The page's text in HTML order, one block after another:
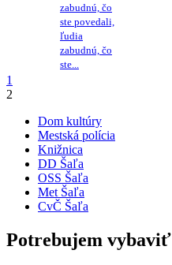
zabudnú, čo
ste povedali,
ľudia
zabudnú, čo
ste...
1
2
Dom kultúry
Mestská polícia
Knižnica
DD Šaľa
OSS Šaľa
Met Šaľa
CvČ Šaľa
Potrebujem vybaviť